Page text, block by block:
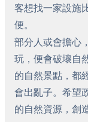
客想找一家設施
便。
部分人或會擔心
玩，便會破壞自
的自然景點，都
會出亂子。希望
的自然資源，創